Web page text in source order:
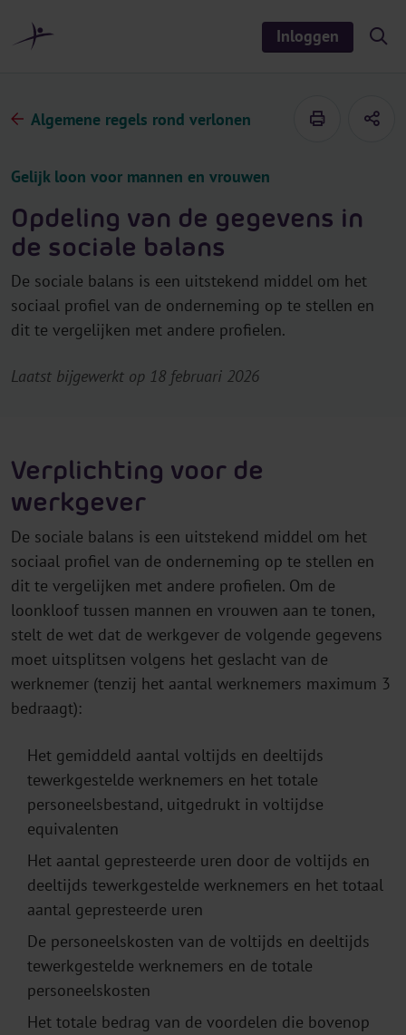
Inloggen
S
i
Algemene regels rond verlonen
Gelijk loon voor mannen en vrouwen
Opdeling van de gegevens in
de sociale balans
De sociale balans is een uitstekend middel om het
sociaal profiel van de onderneming op te stellen en
dit te vergelijken met andere profielen.
Laatst bijgewerkt op 18 februari 2026
Verplichting voor de
werkgever
De sociale balans is een uitstekend middel om het
sociaal profiel van de onderneming op te stellen en
dit te vergelijken met andere profielen. Om de
loonkloof tussen mannen en vrouwen aan te tonen,
stelt de wet dat de werkgever de volgende gegevens
moet uitsplitsen volgens het geslacht van de
werknemer (tenzij het aantal werknemers maximum 3
bedraagt):
Het gemiddeld aantal voltijds en deeltijds
tewerkgestelde werknemers en het totale
personeelsbestand, uitgedrukt in voltijdse
equivalenten
Het aantal gepresteerde uren door de voltijds en
deeltijds tewerkgestelde werknemers en het totaal
aantal gepresteerde uren
De personeelskosten van de voltijds en deeltijds
tewerkgestelde werknemers en de totale
personeelskosten
Het totale bedrag van de voordelen die bovenop